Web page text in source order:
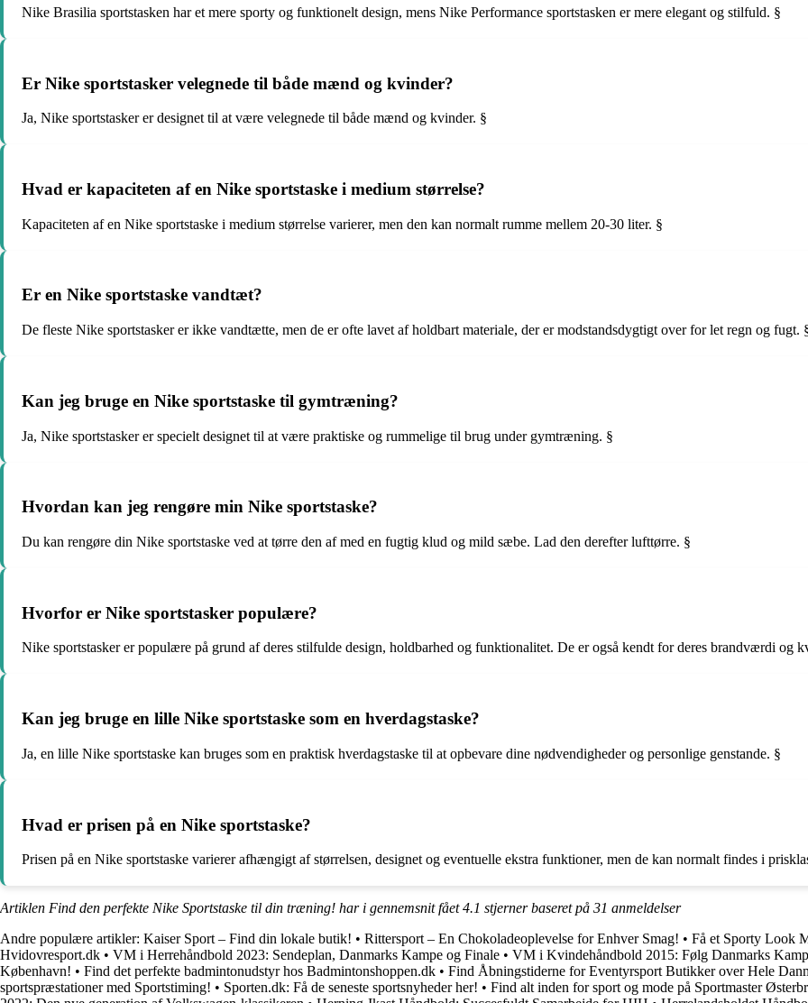
Nike Brasilia sportstasken har et mere sporty og funktionelt design, mens Nike Performance sportstasken er mere elegant og stilfuld. §
Er Nike sportstasker velegnede til både mænd og kvinder?
Ja, Nike sportstasker er designet til at være velegnede til både mænd og kvinder. §
Hvad er kapaciteten af en Nike sportstaske i medium størrelse?
Kapaciteten af en Nike sportstaske i medium størrelse varierer, men den kan normalt rumme mellem 20-30 liter. §
Er en Nike sportstaske vandtæt?
De fleste Nike sportstasker er ikke vandtætte, men de er ofte lavet af holdbart materiale, der er modstandsdygtigt over for let regn og fugt.
Kan jeg bruge en Nike sportstaske til gymtræning?
Ja, Nike sportstasker er specielt designet til at være praktiske og rummelige til brug under gymtræning. §
Hvordan kan jeg rengøre min Nike sportstaske?
Du kan rengøre din Nike sportstaske ved at tørre den af med en fugtig klud og mild sæbe. Lad den derefter lufttørre. §
Hvorfor er Nike sportstasker populære?
Nike sportstasker er populære på grund af deres stilfulde design, holdbarhed og funktionalitet. De er også kendt for deres brandværdi og
Kan jeg bruge en lille Nike sportstaske som en hverdagstaske?
Ja, en lille Nike sportstaske kan bruges som en praktisk hverdagstaske til at opbevare dine nødvendigheder og personlige genstande. §
Hvad er prisen på en Nike sportstaske?
Prisen på en Nike sportstaske varierer afhængigt af størrelsen, designet og eventuelle ekstra funktioner, men de kan normalt findes i
Artiklen Find den perfekte Nike Sportstaske til din træning! har i gennemsnit fået4.1 stjerner baseret på 31 anmeldelser
Andre populære artikler: Kaiser Sport – Find din lokale butik! • Rittersport – En Chokoladeoplevelse for Enhver Smag! • Få et Sporty Look
Hvidovresport.dk • VM i Herrehåndbold 2023: Sendeplan, Danmarks Kampe og Finale • VM i Kvindehåndbold 2015: Følg Danmarks
København! • Find det perfekte badmintonudstyr hos Badmintonshoppen.dk • Find Åbningstiderne for Eventyrsport Butikker over Hele
sportspræstationer med Sportstiming! • Sporten.dk: Få de seneste sportsnyheder her! • Find alt inden for sport og mode på Sportmaster